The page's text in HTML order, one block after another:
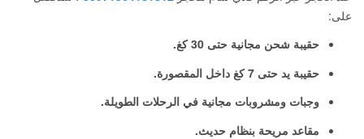
على:
حقيبة شحن مجانية حتى 30 كغ.
حقيبة يد حتى 7 كغ داخل المقصورة.
وجبات ومشروبات مجانية في الرحلات الطويلة.
مقاعد مريحة بنظام حديث.